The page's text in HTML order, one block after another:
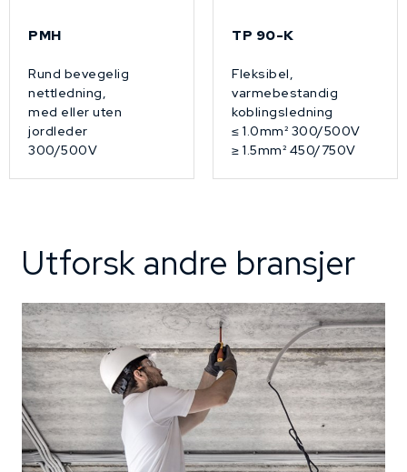
PMH
Rund bevegelig
nettledning,
med eller uten
jordleder
300/500V
TP 90-K
Fleksibel,
varmebestandig
koblingsledning
≤ 1.0mm² 300/500V
≥ 1.5mm² 450/750V
Utforsk andre bransjer